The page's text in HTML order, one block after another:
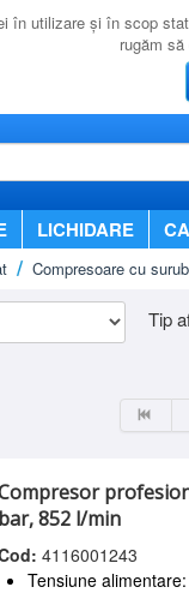
în utilizare şi în scop
rugăm
LICHIDARE
Compresoare cu
Tip
852 l/min
4116001243
Tensiune